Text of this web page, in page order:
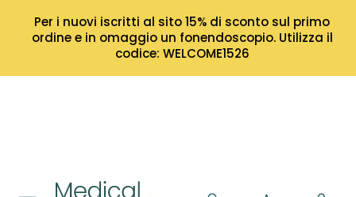
Per i nuovi iscritti al sito 15% di sconto sul primo
ordine e in omaggio un fonendoscopio. Utilizza il
codice: WELCOME1526